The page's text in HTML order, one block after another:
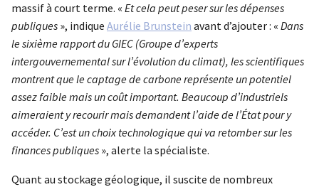
massif à court terme. « Et cela peut peser sur les dépenses
publiques », indique Aurélie Brunstein avant d’ajouter : « Dans
le sixième rapport du GIEC (Groupe d’experts
intergouvernemental sur l’évolution du climat), les scientifiques
montrent que le captage de carbone représente un potentiel
assez faible mais un coût important. Beaucoup d’industriels
aimeraient y recourir mais demandent l’aide de l’État pour y
accéder. C’est un choix technologique qui va retomber sur les
finances publiques », alerte la spécialiste.
Quant au stockage géologique, il suscite de nombreux